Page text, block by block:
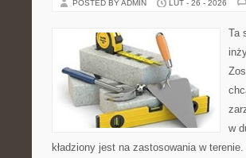
POSTED BY ADMIN LUT - 26 - 2026
Ta
w
kładziony jest na zastosowania w